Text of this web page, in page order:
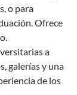
o para
Ofrece
a
galerías y una
de los